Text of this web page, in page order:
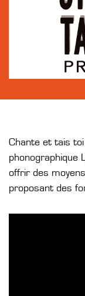
Chante et tais
phonographique
offrir des
proposant des